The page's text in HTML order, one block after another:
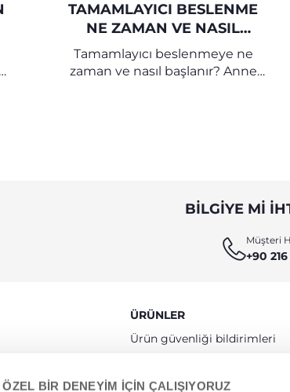
ÖZEL BİR DENEYİM İÇİN ÇALIŞIYORUZ
TAMAMLAYICI BESLENME
NE ZAMAN VE NASIL
YAPILIR? | CHICCO
Tamamlayıcı beslenmeye ne
zaman ve nasıl başlanır? Anne
BILGIYE MI
Müşteri
+90
ÜRÜNLER
Ürün güvenliği bildirimleri